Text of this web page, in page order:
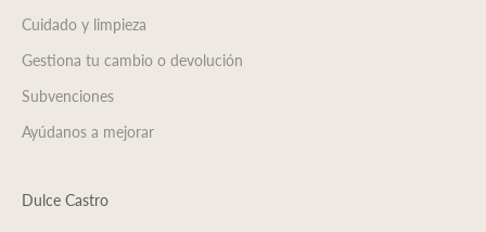
Cuidado y limpieza
Gestiona tu cambio o devolución
Subvenciones
Ayúdanos a mejorar
Dulce Castro